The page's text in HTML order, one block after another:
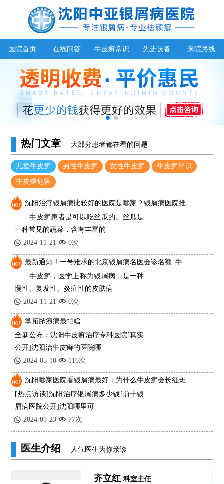
医院首页 在线问答 牛皮癣常识 先进设备 来院路线
热门文章 大部分患者都在看的问题
儿童牛皮癣 男性牛皮癣 女性牛皮癣 牛皮癣常识
牛皮癣危害
牛皮癣患者是可以吃丝瓜的。丝瓜是
一种常见的蔬菜，含有丰富的
2024-11-21
0次
牛皮癣，医学上称为银屑病，是一种
慢性、复发性、炎症性的皮肤病
2024-11-21
0次
掌拓脓疱病最怕啥
全新公布：沈阳牛皮癣治疗专科医院[真实
公开]沈阳治牛皮癣的医院哪
2024-05-10
116次
[热点访谈]沈阳治疗银屑病多少钱[前十银
屑病医院公开]沈阳哪里可
2024-01-23
77次
医生介绍 人气医生为你亲诊
齐立红 科室主任